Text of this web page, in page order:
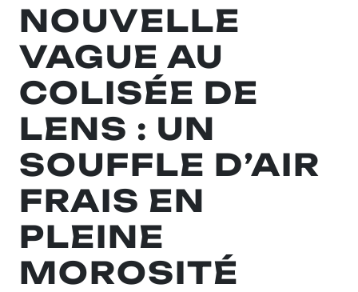
NOUVELLE
VAGUE AU
COLISÉE DE
LENS : UN
SOUFFLE D’AIR
FRAIS EN
PLEINE
MOROSITÉ